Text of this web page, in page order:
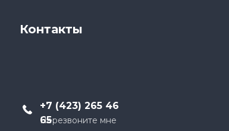
Контакты
+7 (423) 265 46
65
Перезвоните мне